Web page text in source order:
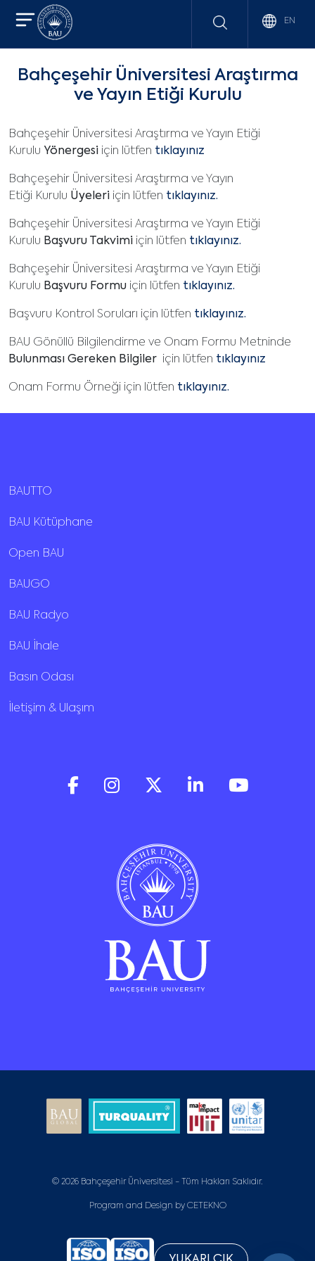
EN
Bahçeşehir Üniversitesi Araştırma
ve Yayın Etiği Kurulu
Bahçeşehir Üniversitesi Araştırma ve Yayın Etiği
Kurulu Yönergesi için lütfen tıklayınız
Bahçeşehir Üniversitesi Araştırma ve Yayın
Etiği Kurulu Üyeleri için lütfen tıklayınız.
Bahçeşehir Üniversitesi Araştırma ve Yayın Etiği
Kurulu Başvuru Takvimi için lütfen tıklayınız.
Bahçeşehir Üniversitesi Araştırma ve Yayın Etiği
Kurulu Başvuru Formu için lütfen tıklayınız.
Başvuru Kontrol Soruları için lütfen tıklayınız.
BAU Gönüllü Bilgilendirme ve Onam Formu Metninde
Bulunması Gereken Bilgiler için lütfen tıklayınız
Onam Formu Örneği için lütfen tıklayınız.
BAUTTO
BAU Kütüphane
Open BAU
BAUGO
BAU Radyo
BAU İhale
Basın Odası
İletişim & Ulaşım
© 2026 Bahçeşehir Üniversitesi - Tüm Hakları Saklıdır.
Program and Design by CETEKNO